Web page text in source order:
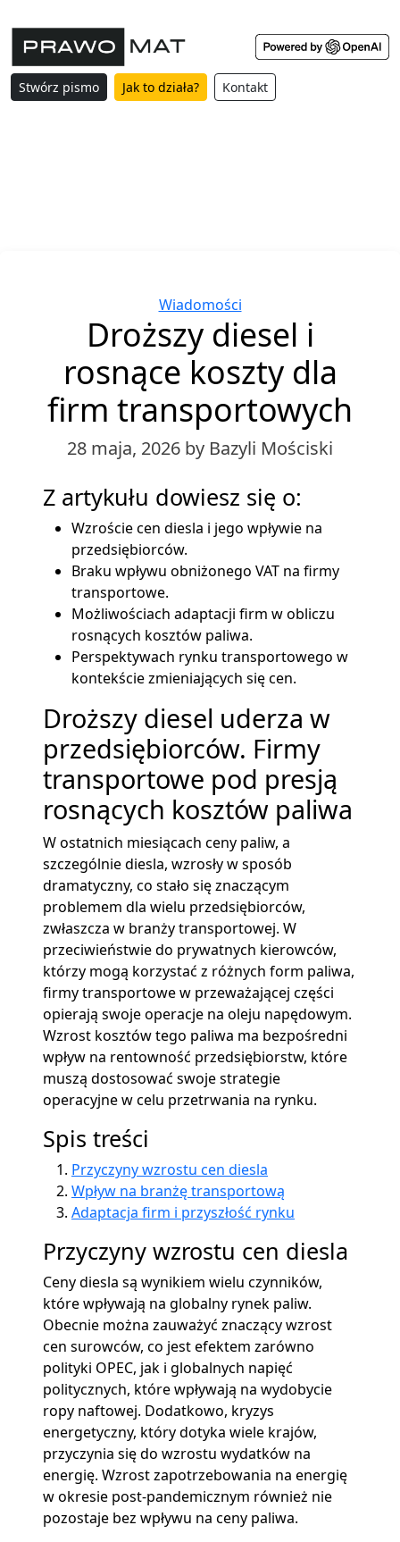
Stwórz pismo Jak to działa? Kontakt
Categories
Wiadomości
Droższy diesel i
rosnące koszty dla
firm transportowych
28 maja, 2026 by Bazyli Mościski
Z artykułu dowiesz się o:
Wzroście cen diesla i jego wpływie na
przedsiębiorców.
Braku wpływu obniżonego VAT na firmy
transportowe.
Możliwościach adaptacji firm w obliczu
rosnących kosztów paliwa.
Perspektywach rynku transportowego w
kontekście zmieniających się cen.
Droższy diesel uderza w
przedsiębiorców. Firmy
transportowe pod presją
rosnących kosztów paliwa
W ostatnich miesiącach ceny paliw, a
szczególnie diesla, wzrosły w sposób
dramatyczny, co stało się znaczącym
problemem dla wielu przedsiębiorców,
zwłaszcza w branży transportowej. W
przeciwieństwie do prywatnych kierowców,
którzy mogą korzystać z różnych form paliwa,
firmy transportowe w przeważającej części
opierają swoje operacje na oleju napędowym.
Wzrost kosztów tego paliwa ma bezpośredni
wpływ na rentowność przedsiębiorstw, które
muszą dostosować swoje strategie
operacyjne w celu przetrwania na rynku.
Spis treści
Przyczyny wzrostu cen diesla
Wpływ na branżę transportową
Adaptacja firm i przyszłość rynku
Przyczyny wzrostu cen diesla
Ceny diesla są wynikiem wielu czynników,
które wpływają na globalny rynek paliw.
Obecnie można zauważyć znaczący wzrost
cen surowców, co jest efektem zarówno
polityki OPEC, jak i globalnych napięć
politycznych, które wpływają na wydobycie
ropy naftowej. Dodatkowo, kryzys
energetyczny, który dotyka wiele krajów,
przyczynia się do wzrostu wydatków na
energię. Wzrost zapotrzebowania na energię
w okresie post-pandemicznym również nie
pozostaje bez wpływu na ceny paliwa.